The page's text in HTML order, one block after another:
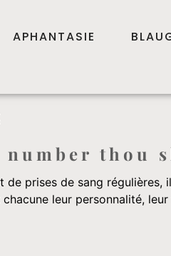
APHANTASIE
number thou
de prises de sang
leur personnalité,